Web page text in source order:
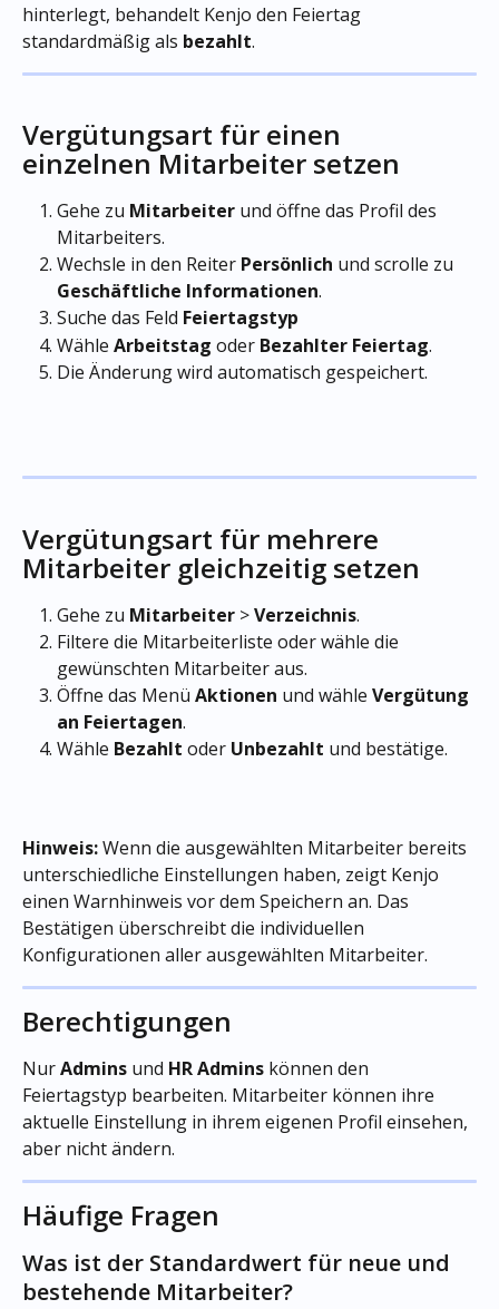
hinterlegt, behandelt Kenjo den Feiertag
standardmäßig als bezahlt.
Vergütungsart für einen
einzelnen Mitarbeiter setzen
Gehe zu Mitarbeiter und öffne das Profil des
Mitarbeiters.
Wechsle in den Reiter Persönlich und scrolle zu
Geschäftliche Informationen.
Suche das Feld Feiertagstyp
Wähle Arbeitstag oder Bezahlter Feiertag.
Die Änderung wird automatisch gespeichert.
Vergütungsart für mehrere
Mitarbeiter gleichzeitig setzen
Gehe zu Mitarbeiter > Verzeichnis.
Filtere die Mitarbeiterliste oder wähle die
gewünschten Mitarbeiter aus.
Öffne das Menü Aktionen und wähle Vergütung
an Feiertagen.
Wähle Bezahlt oder Unbezahlt und bestätige.
Hinweis: Wenn die ausgewählten Mitarbeiter bereits
unterschiedliche Einstellungen haben, zeigt Kenjo
einen Warnhinweis vor dem Speichern an. Das
Bestätigen überschreibt die individuellen
Konfigurationen aller ausgewählten Mitarbeiter.
Berechtigungen
Nur Admins und HR Admins können den
Feiertagstyp bearbeiten. Mitarbeiter können ihre
aktuelle Einstellung in ihrem eigenen Profil einsehen,
aber nicht ändern.
Häufige Fragen
Was ist der Standardwert für neue und
bestehende Mitarbeiter?